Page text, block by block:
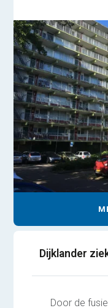
Dijklander
Door de